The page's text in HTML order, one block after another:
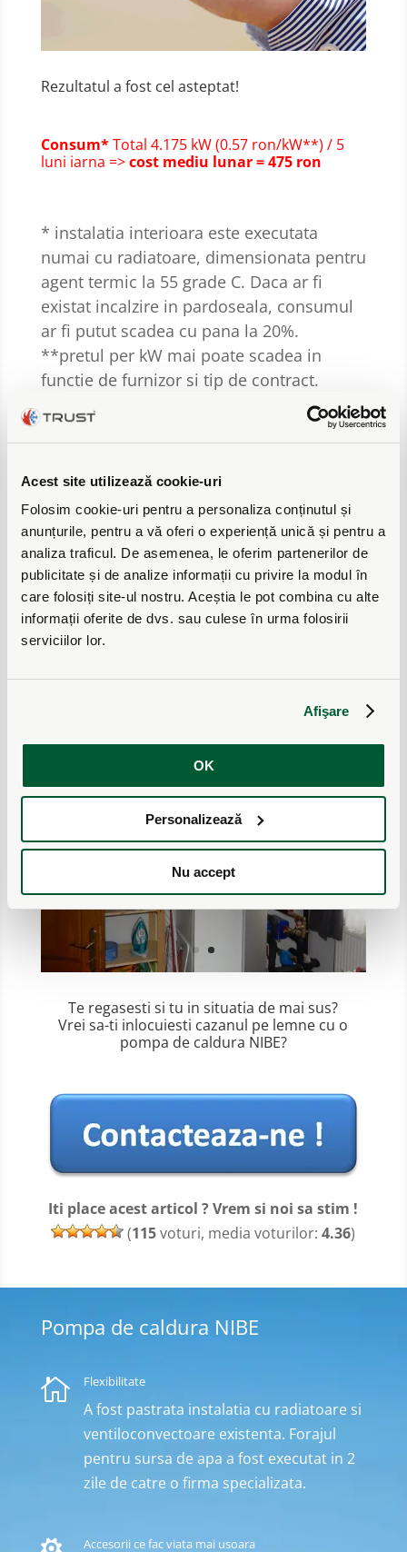
Acest site utilizează cookie-uri
Folosim cookie-uri pentru a personaliza conținutul și
anunțurile, pentru a vă oferi o experiență unică și pentru a
analiza traficul. De asemenea, le oferim partenerilor de
publicitate și de analize informații cu privire la modul în
care folosiți site-ul nostru. Aceștia le pot combina cu alte
informații oferite de dvs. sau culese în urma folosirii
serviciilor lor.
Afişare
OK
Personalizează
Nu accept
Rezultatul a fost cel asteptat!
Consum*Total 4.175 kW (0.57 ron/kW**) / 5
luni iarna =>cost mediu lunar = 475 ron
* instalatia interioara este executata
numai cu radiatoare, dimensionata pentru
agent termic la 55 grade C. Daca ar fi
existat incalzire in pardoseala, consumul
ar fi putut scadea cu pana la 20%.
**pretul per kW mai poate scadea in
functie de furnizor si tip de contract.
Acum clientul nostru isi monitorizeaza
PDC prin intermediul internetului, cu
aplicatia NIBE Uplink, pe care o poate
descarca din APP Store si Google Play.
Te regasesti si tu in situatia de mai sus?
Vrei sa-ti inlocuiesti cazanul pe lemne cu o
pompa de caldura NIBE?
Iti place acest articol ? Vrem si noi sa stim !
(115voturi, media voturilor:4.36)
Pompa de caldura NIBE
 Flexibilitate
A fost pastrata instalatia cu radiatoare si
ventiloconvectoare existenta. Forajul
pentru sursa de apa a fost executat in 2
zile de catre o firma specializata.
Accesorii ce fac viata mai usoara